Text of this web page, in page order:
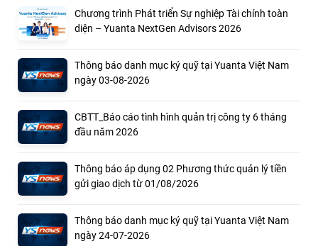
Chương trình Phát triển Sự nghiệp Tài chính toàn
diện – Yuanta NextGen Advisors 2026
Thông báo danh mục ký quỹ tại Yuanta Việt Nam
ngày 03-08-2026
CBTT_Báo cáo tình hình quản trị công ty 6 tháng
đầu năm 2026
Thông báo áp dụng 02 Phương thức quản lý tiền
gửi giao dịch từ 01/08/2026
Thông báo danh mục ký quỹ tại Yuanta Việt Nam
ngày 24-07-2026